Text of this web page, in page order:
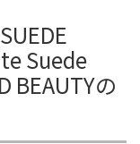
Suede
BEAUTYの